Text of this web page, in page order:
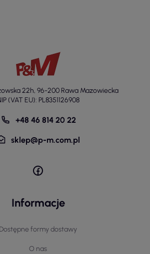
22h, 96-200 Rawa Mazowiecka
(VAT EU): PL8351126908
+48 46 814 20 22
sklep@p-m.com.pl
Informacje
Dostępne formy dostawy
O nas